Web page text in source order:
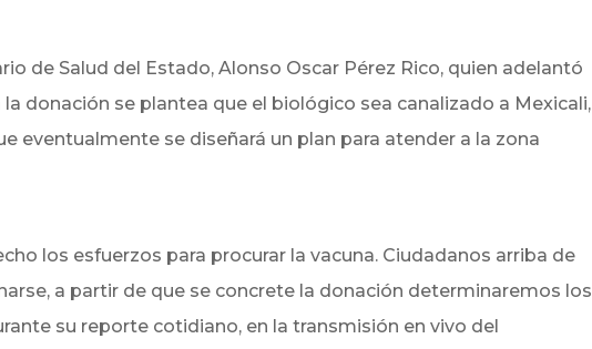
de Salud del Estado, Alonso Oscar Pérez Rico, quien adelantó
donación se plantea que el biológico sea canalizado a Mexicali,
eventualmente se diseñará un plan para atender a la zona
los esfuerzos para procurar la vacuna. Ciudadanos arriba de
a partir de que se concrete la donación determinaremos los
su reporte cotidiano, en la transmisión en vivo del